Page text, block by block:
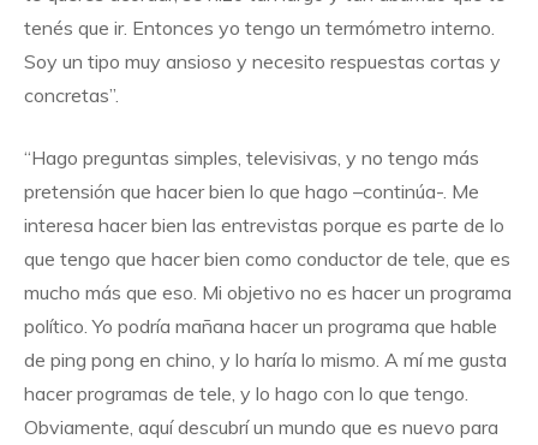
tenés que ir. Entonces yo tengo un termómetro interno.
Soy un tipo muy ansioso y necesito respuestas cortas y
concretas”.
“Hago preguntas simples, televisivas, y no tengo más
pretensión que hacer bien lo que hago –continúa-. Me
interesa hacer bien las entrevistas porque es parte de lo
que tengo que hacer bien como conductor de tele, que es
mucho más que eso. Mi objetivo no es hacer un programa
político. Yo podría mañana hacer un programa que hable
de ping pong en chino, y lo haría lo mismo. A mí me gusta
hacer programas de tele, y lo hago con lo que tengo.
Obviamente, aquí descubrí un mundo que es nuevo para